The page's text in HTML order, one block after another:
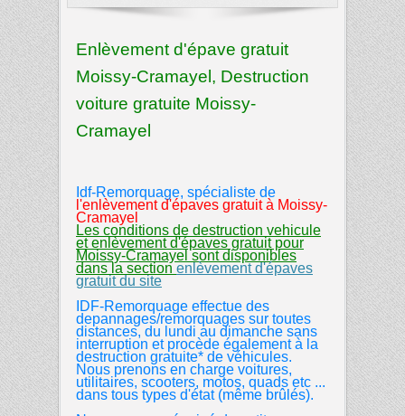
Enlèvement d'épave gratuit
Moissy-Cramayel, Destruction
voiture gratuite Moissy-
Cramayel
Idf-Remorquage, spécialiste de
l'enlèvement d'épaves gratuità Moissy-
Cramayel
Les conditions de destruction vehicule
et enlèvement d'épaves gratuit pour
Moissy-Cramayel sont disponibles
dans la section enlèvement d'épaves
gratuit du site
IDF-Remorquage effectue des
depannages/remorquages sur toutes
distances, du lundi au dimanche sans
interruption et procède également à la
destruction gratuite* de véhicules.
Nous prenons en charge voitures,
utilitaires, scooters, motos, quads etc ...
dans tous types d'état (même brûlés).